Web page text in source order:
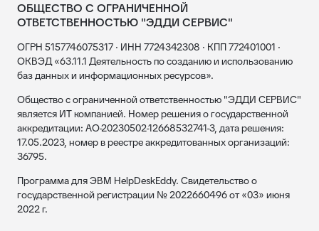
ОБЩЕСТВО С ОГРАНИЧЕННОЙ
ОТВЕТСТВЕННОСТЬЮ "ЭДДИ СЕРВИС"
ОГРН 5157746075317 · ИНН 7724342308 · КПП 772401001 ·
ОКВЭД «63.11.1 Деятельность по созданию и использованию
баз данных и информационных ресурсов».
Общество с ограниченной ответственностью "ЭДДИ СЕРВИС"
является ИТ компанией. Номер решения о государственной
аккредитации: АО-20230502-12668532741-3, дата решения:
17.05.2023, номер в реестре аккредитованных организаций:
36795.
Программа для ЭВМ HelpDeskEddy. Свидетельство о
государственной регистрации № 2022660496 от «03» июня
2022 г.